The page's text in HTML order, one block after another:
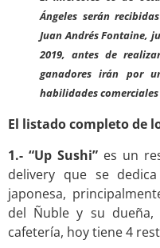
Ángeles serán
Juan Andrés Fontaine,
2019, antes de
ganadores irán por
habilidades
El listado completo de
1.- “Up Sushi”es un
delivery que se
japonesa,
del Ñuble y su
cafetería, hoy tiene 4